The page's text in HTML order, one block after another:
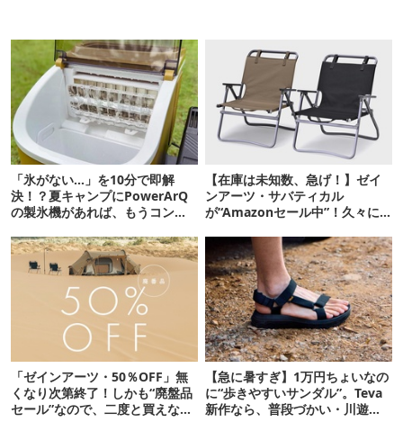
「氷がない…」を10分で即解
決！？夏キャンプにPowerArQ
の製氷機があれば、もうコンビ
【在庫は未知数、急げ！】ゼイ
ンアーツ・サバティカル
が“Amazonセール中”！久々に
「ゼインアーツ・50％OFF」無
くなり次第終了！しかも“廃盤品
セール”なので、二度と買えない
【急に暑すぎ】1万円ちょいなの
に“歩きやすいサンダル”。Teva
新作なら、普段づかい・川遊